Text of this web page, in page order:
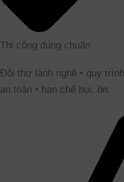
Thi công đúng chuẩn
Đội thợ lành nghề • quy
an toàn • hạn chế bụi, ồn